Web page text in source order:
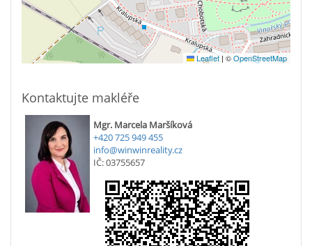
Leaflet | ©OpenStreetMap
Kontaktujte makléře
Mgr. Marcela Maršíková
+420 725 949 455
info@winwinreality.cz
IČ: 03755657